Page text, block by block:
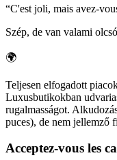
“C'est joli, mais avez-
Szép, de van valami
🌍
Teljesen elfogadott
Luxusbutikokban
rugalmasságot.
puces), de nem jellemző
Acceptez-vous les